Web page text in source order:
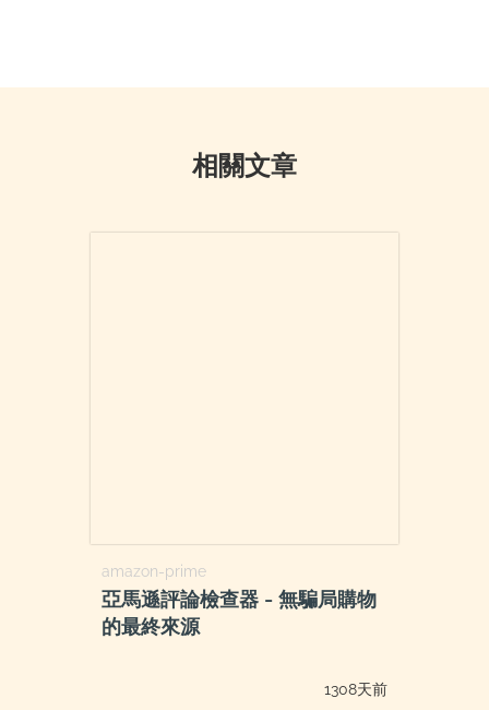
相關文章
amazon-prime
亞馬遜評論檢查器 - 無騙局購物
的最終來源
1308天前